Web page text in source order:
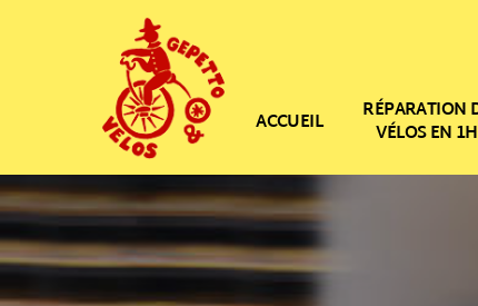
ACCUEIL RÉPARATION
VÉLOS EN 1H